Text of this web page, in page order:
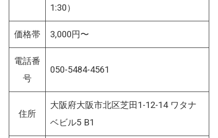
1:30）
価格帯 3,000円〜
電話番
号
050-5484-4561
住所
大阪府大阪市北区芝田1-12-14 ワタナ
ベビル5 B1